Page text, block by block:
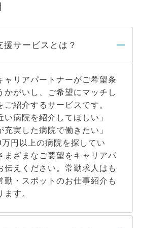
援サービスとは？
ャリアパートナーがご希望条
かがいし、ご希望にマッチし
ご紹介するサービスです。
い病院を紹介してほしい」
充実した病院で働きたい」
万円以上の病院を探してい
まざまなご要望をキャリアパ
伝えください。常勤求人はも
勤・スポットのお仕事紹介も
す。